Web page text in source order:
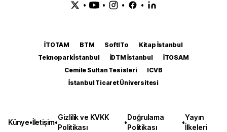
• • • •
İTOTAM BTM SoftITo
Kitap İstanbul
Teknopark İstanbul
İDTM İstanbul
İTOSAM
Cemile Sultan Tesisleri
ICVB
İstanbul Ticaret Üniversitesi
Künye•İletişim•
Gizlilik ve KVKK
Politikası
•
Doğrulama
Politikası
•
Yayın
İlkeleri